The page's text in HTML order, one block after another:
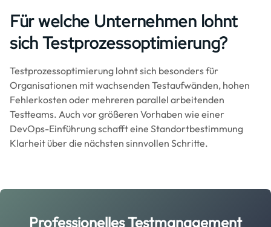
Für welche Unternehmen lohnt
sich Testprozessoptimierung?
Testprozessoptimierung lohnt sich besonders für
Organisationen mit wachsenden Testaufwänden, hohen
Fehlerkosten oder mehreren parallel arbeitenden
Testteams. Auch vor größeren Vorhaben wie einer
DevOps-Einführung schafft eine Standortbestimmung
Klarheit über die nächsten sinnvollen Schritte.
Professionelles Testmanagement